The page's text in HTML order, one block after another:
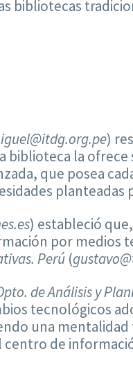
bibliotecas
)
biblioteca la
que posea
planteadas
) estableció
por medios
Perú (
de Análisis y
tecnológicos
una
centro de